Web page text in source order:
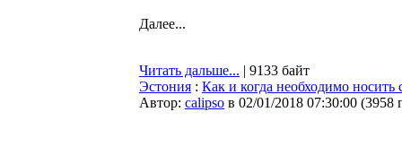
Далее...
Читать дальше... | 9133 байт
Эстония : Как и когда необходимо носить
Автор: calipso в 02/01/2018 07:30:00 (3958